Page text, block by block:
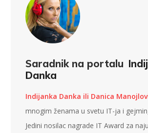
Saradnik na portalu
Danka
Indijanka Danka ili Danica
mnogim ženama u svetu IT-ja i
Jedini nosilac nagrade IT Award za